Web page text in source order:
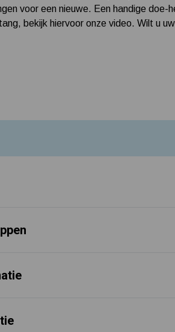
voor een nieuwe. Een handige
bekijk hiervoor onze video. Wilt u